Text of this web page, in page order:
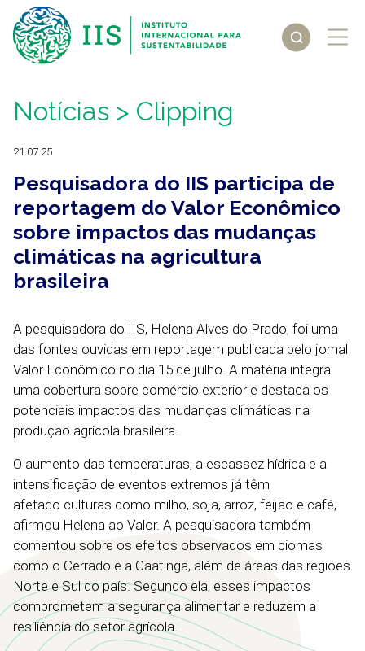
Notícias > Clipping
21.07.25
Pesquisadora do IIS participa de
reportagem do Valor Econômico
sobre impactos das mudanças
climáticas na agricultura
brasileira
A pesquisadora do IIS, Helena Alves do Prado, foi uma
das fontes ouvidas em reportagem publicada pelo jornal
Valor Econômico no dia 15 de julho. A matéria integra
uma cobertura sobre comércio exterior e destaca os
potenciais impactos das mudanças climáticas na
produção agrícola brasileira.
O aumento das temperaturas, a escassez hídrica e a
intensificação de eventos extremos já têm
afetado culturas como milho, soja, arroz, feijão e café,
afirmou Helena ao Valor. A pesquisadora também
comentou sobre os efeitos observados em biomas
como o Cerrado e a Caatinga, além de áreas das regiões
Norte e Sul do país. Segundo ela, esses impactos
comprometem a segurança alimentar e reduzem a
resiliência do setor agrícola.